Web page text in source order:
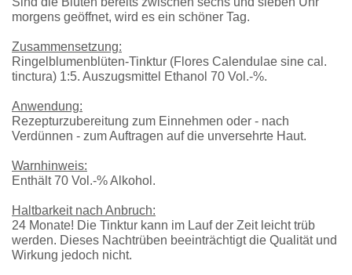
morgens geöffnet, wird es ein schöner Tag.
Zusammensetzung:
Ringelblumenblüten-Tinktur (Flores Calendulae sine cal.
tinctura) 1:5. Auszugsmittel Ethanol 70 Vol.-%.
Anwendung:
Rezepturzubereitung zum Einnehmen oder - nach
Verdünnen - zum Auftragen auf die unversehrte Haut.
Warnhinweis:
Enthält 70 Vol.-% Alkohol.
Haltbarkeit nach Anbruch:
24 Monate! Die Tinktur kann im Lauf der Zeit leicht trüb
werden. Dieses Nachtrüben beeinträchtigt die Qualität und
Wirkung jedoch nicht.